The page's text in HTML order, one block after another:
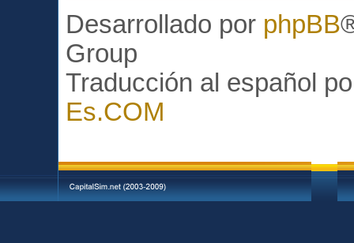
Desarrollado por phpBB
Group
Traducción al español
Es.COM